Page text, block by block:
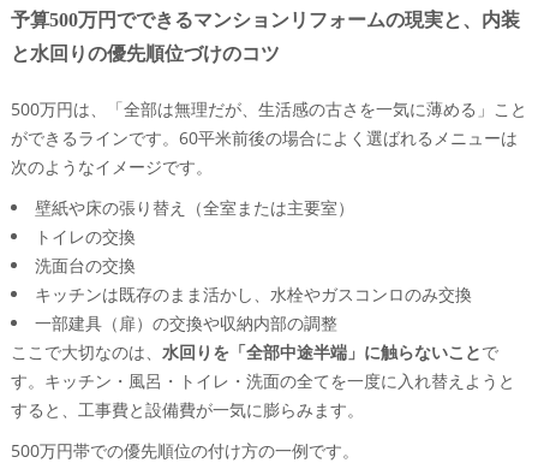
予算500万円でできるマンションリフォームの現実と、内装
と水回りの優先順位づけのコツ
500万円は、「全部は無理だが、生活感の古さを一気に薄める」こと
ができるラインです。60平米前後の場合によく選ばれるメニューは
次のようなイメージです。
壁紙や床の張り替え（全室または主要室）
トイレの交換
洗面台の交換
キッチンは既存のまま活かし、水栓やガスコンロのみ交換
一部建具（扉）の交換や収納内部の調整
ここで大切なのは、 水回りを「全部中途半端」に触らないことで
す。キッチン・風呂・トイレ・洗面の全てを一度に入れ替えようと
すると、工事費と設備費が一気に膨らみます。
500万円帯での優先順位の付け方の一例です。